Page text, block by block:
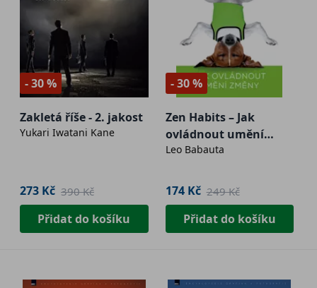
- 30 %
Zakletá říše - 2. jakost
Yukari Iwatani Kane
273 Kč 390 Kč
Přidat do košíku
- 30 %
Zen Habits – Jak
ovládnout umění
změny - 2. jakost
Leo Babauta
174 Kč 249 Kč
Přidat do košíku